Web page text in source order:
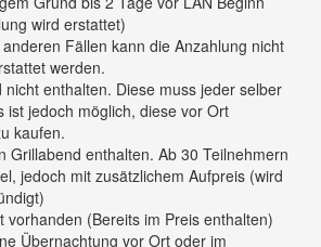
wird erstattet)
Fällen kann die Anzahlung nicht
werden.
nicht enthalten. Diese muss jeder selber
ist jedoch möglich, diese vor Ort
kaufen.
Grillabend enthalten. Ab 30 Teilnehmern
jedoch mit zusätzlichem Aufpreis (wird
vorhanden (Bereits im Preis enthalten)
Übernachtung vor Ort oder im